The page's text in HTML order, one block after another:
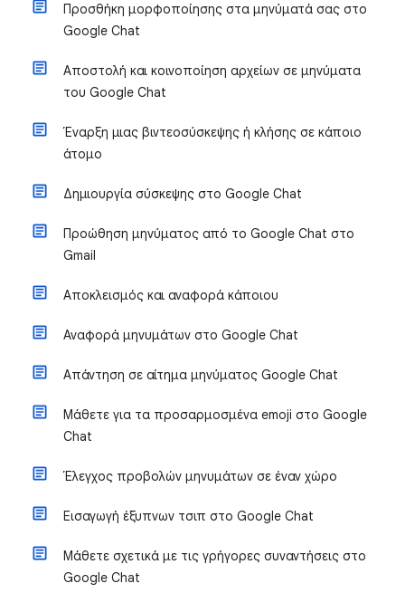
Προσθήκη μορφοποίησης στα μηνύματά σας στο
Google Chat
Αποστολή και κοινοποίηση αρχείων σε μηνύματα
του Google Chat
Έναρξη μιας βιντεοσύσκεψης ή κλήσης σε κάποιο
άτομο
Δημιουργία σύσκεψης στο Google Chat
Προώθηση μηνύματος από το Google Chat στο
Gmail
Αποκλεισμός και αναφορά κάποιου
Αναφορά μηνυμάτων στο Google Chat
Απάντηση σε αίτημα μηνύματος Google Chat
Μάθετε για τα προσαρμοσμένα emoji στο Google
Chat
Έλεγχος προβολών μηνυμάτων σε έναν χώρο
Εισαγωγή έξυπνων τσιπ στο Google Chat
Μάθετε σχετικά με τις γρήγορες συναντήσεις στο
Google Chat